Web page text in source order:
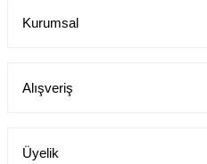
Kurumsal
Alışveriş
Üyelik